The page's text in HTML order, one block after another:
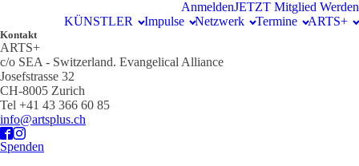
AnmeldenJETZT Mitglied Werden
KÜNSTLER
Impulse Netzwerk Termine ARTS+
Kontakt
ARTS+
c/o SEA - Switzerland. Evangelical Alliance
Josefstrasse 32
CH-8005 Zurich
Tel +41 43 366 60 85
info@artsplus.ch
Spenden